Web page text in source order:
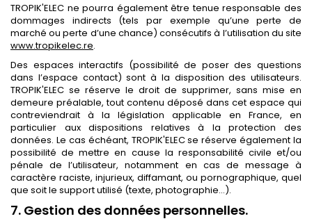
TROPIK'ELEC ne pourra également être tenue responsable des
dommages indirects (tels par exemple qu’une perte de
marché ou perte d’une chance) consécutifs à l’utilisation du site
www.tropikelec.re.
Des espaces interactifs (possibilité de poser des questions
dans l’espace contact) sont à la disposition des utilisateurs.
TROPIK'ELEC se réserve le droit de supprimer, sans mise en
demeure préalable, tout contenu déposé dans cet espace qui
contreviendrait à la législation applicable en France, en
particulier aux dispositions relatives à la protection des
données. Le cas échéant, TROPIK'ELEC se réserve également la
possibilité de mettre en cause la responsabilité civile et/ou
pénale de l’utilisateur, notamment en cas de message à
caractère raciste, injurieux, diffamant, ou pornographique, quel
que soit le support utilisé (texte, photographie…).
7. Gestion des données personnelles.